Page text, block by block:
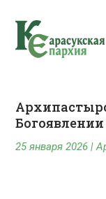
Богоявлении
25 января 2026 |